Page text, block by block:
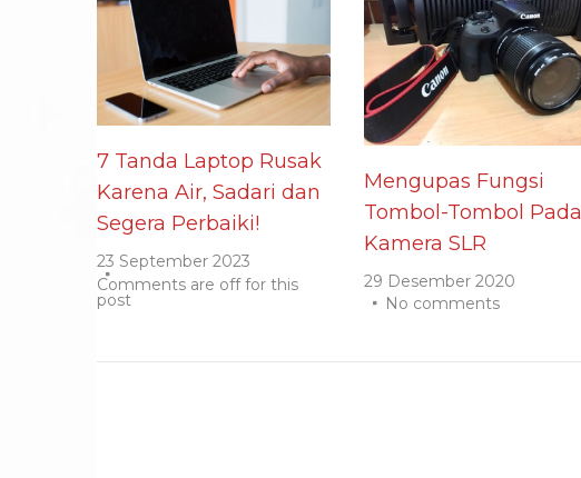
7 Tanda Laptop Rusak
Karena Air, Sadari dan
Segera Perbaiki!
23 September 2023
Comments are off for this
post
Mengupas Fungsi
Tombol-Tombol Pada
Kamera SLR
29 Desember 2020
No comments